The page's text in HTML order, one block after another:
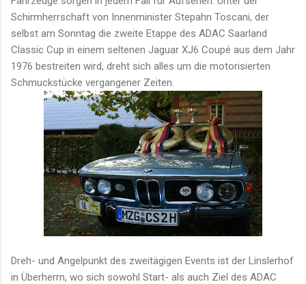
Schirmherrschaft von Innenminister Stepahn Toscani, der
selbst am Sonntag die zweite Etappe des ADAC Saarland
Classic Cup in einem seltenen Jaguar XJ6 Coupé aus dem Jahr
1976 bestreiten wird, dreht sich alles um die motorisierten
Schmuckstücke vergangener Zeiten.
Dreh- und Angelpunkt des zweitägigen Events ist der Linslerhof
in Überherrn, wo sich sowohl Start- als auch Ziel des ADAC